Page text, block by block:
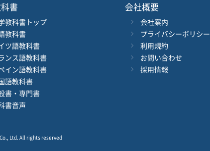
書
教科書トップ
教科書
ツ語教科書
ンス語教科書
イン語教科書
語教科書
書・専門書
書音声
会社概要
会社案内
プライバシーポリシー
利用規約
お問い合わせ
採用情報
Ltd.All rights reserved